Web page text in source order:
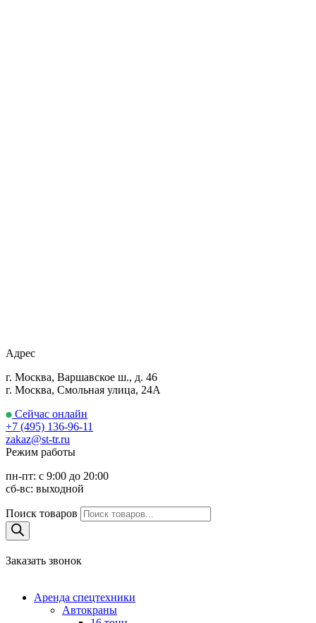
Адрес
г. Москва, Варшавское ш., д. 46
г. Москва, Смольная улица, 24А
Сейчас онлайн
+7 (495) 136-96-11
zakaz@st-tr.ru
Режим работы
пн-пт: с 9:00 до 20:00
сб-вс: выходной
Поиск товаров
Заказать звонок
Аренда спецтехники
Автокраны